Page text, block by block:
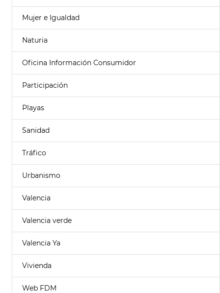
Mujer e Igualdad
Naturia
Oficina Información Consumidor
Participación
Playas
Sanidad
Tráfico
Urbanismo
Valencia
Valencia verde
Valencia Ya
Vivienda
Web FDM